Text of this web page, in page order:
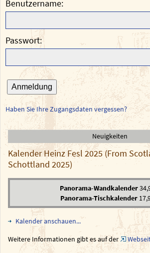
Benutzername
Passwort
Anmeldung
Haben Sie Ihre Zugangsdaten vergessen?
Neuigkeiten
Kalender Heinz Fesl 2025 (From
Schottland 2025)
Panorama-Wandkalender
Panorama-Tischkalender
Kalender anschauen...
Weitere Informationen gibt es auf der